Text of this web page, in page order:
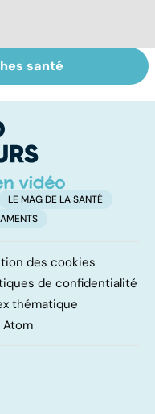
des
: que
?
santé
LE MAG DE LA SANTÉ
des cookies
de confidentialité
thématique
Atom